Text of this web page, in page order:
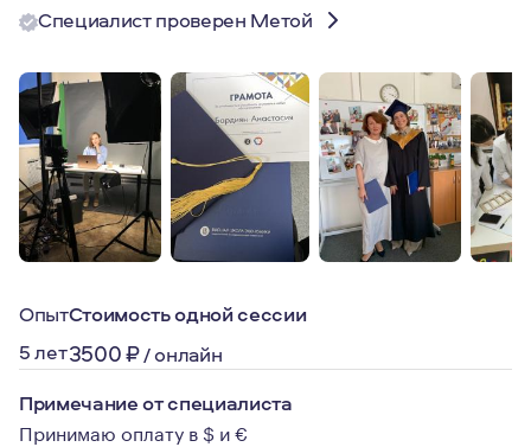
Специалист проверен Метой
Опыт
5 лет
Стоимость одной сессии
3500₽/онлайн
Примечание от специалиста
Принимаю оплату в $ и €